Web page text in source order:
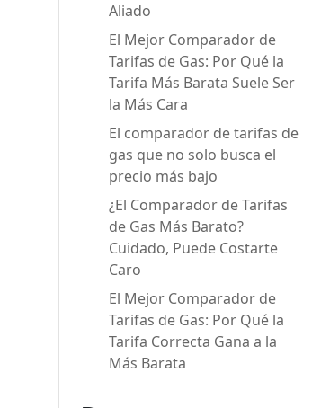
Aliado
El Mejor Comparador de
Tarifas de Gas: Por Qué la
Tarifa Más Barata Suele Ser
la Más Cara
El comparador de tarifas de
gas que no solo busca el
precio más bajo
¿El Comparador de Tarifas
de Gas Más Barato?
Cuidado, Puede Costarte
Caro
El Mejor Comparador de
Tarifas de Gas: Por Qué la
Tarifa Correcta Gana a la
Más Barata